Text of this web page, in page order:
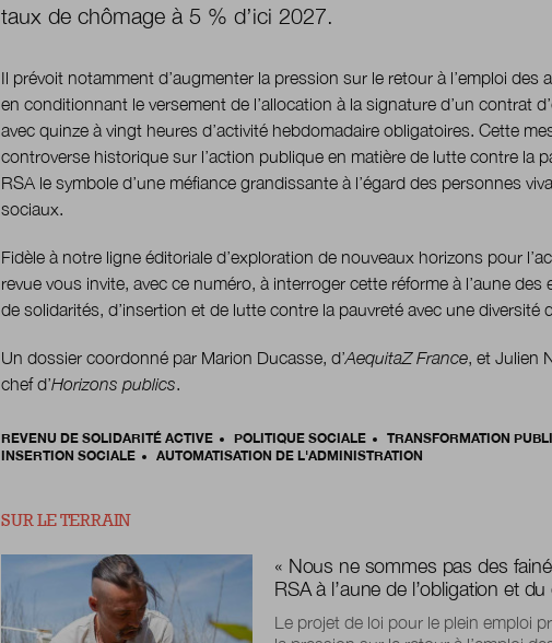
taux de chômage à 5 % d’ici 2027.
Il prévoit notamment d’augmenter la pression sur le retour à l’emploi des
en conditionnant le versement de l’allocation à la signature d’un contrat
avec quinze à vingt heures d’activité hebdomadaire obligatoires. Cette
controverse historique sur l’action publique en matière de lutte contre la
RSA le symbole d’une méfiance grandissante à l’égard des personnes
sociaux.
Fidèle à notre ligne éditoriale d’exploration de nouveaux horizons pour
revue vous invite, avec ce numéro, à interroger cette réforme à l’aune des
de solidarités, d’insertion et de lutte contre la pauvreté avec une diversité
Un dossier coordonné par Marion Ducasse, d’AequitaZ France, et Julien
chef d’Horizons publics.
REVENU DE SOLIDARITÉ ACTIVE POLITIQUE SOCIALE
TRANSFORMATION
INSERTION SOCIALE
AUTOMATISATION DE L'ADMINISTRATION
SUR LE TERRAIN
« Nous ne sommes pas des
RSA à l’aune de l’obligation et
Le projet de loi pour le plein emploi